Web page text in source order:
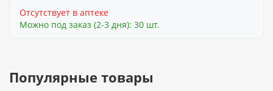
Отсутствует в аптеке
Можно под заказ (2-3 дня): 30 шт.
Популярные товары